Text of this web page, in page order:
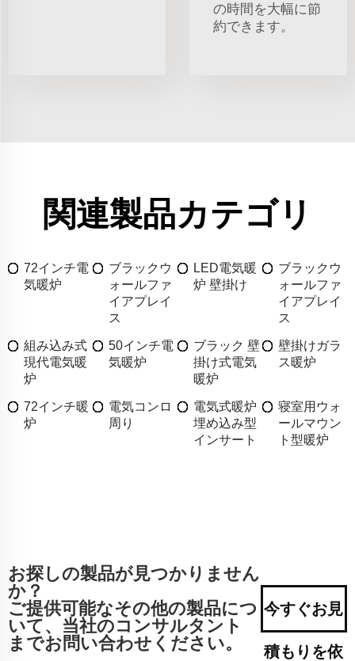
の時間を大幅に節
約できます。
関連製品カテゴリ
72インチ電
気暖炉
ブラックウ
ォールファ
イアプレイ
ス
LED電気暖
炉 壁掛け
ブラックウ
ォールファ
イアプレイ
ス
組み込み式
現代電気暖
炉
50インチ電
気暖炉
ブラック 壁
掛け式電気
暖炉
壁掛けガラ
ス暖炉
72インチ暖
炉
電気コンロ
周り
電気式暖炉
埋め込み型
インサート
寝室用ウォ
ールマウン
ト型暖炉
お探しの製品が見つかりません
か？
ご提供可能なその他の製品につ
いて、当社のコンサルタント
までお問い合わせください。
今すぐお見
積もりを依